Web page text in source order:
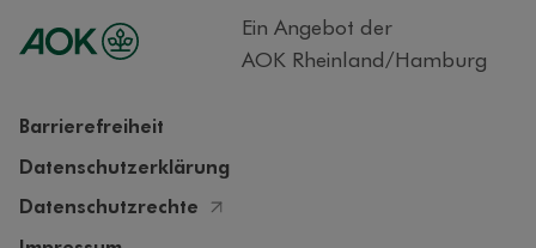
Ein Angebot der
AOK Rheinland/Hamburg
Barrierefreiheit
Datenschutzerklärung
Datenschutzrechte